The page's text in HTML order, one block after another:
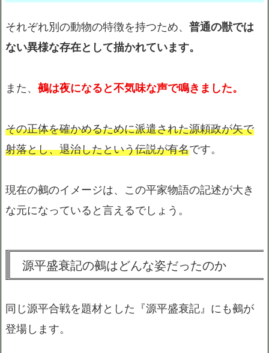
それぞれ別の動物の特徴を持つため、 普通の獣では
ない異様な存在として描かれています。
また、 鵺は夜になると不気味な声で鳴きました。
その正体を確かめるために派遣された源頼政が矢で
射落とし、退治したという伝説が有名です。
現在の鵺のイメージは、この平家物語の記述が大き
な元になっていると言えるでしょう。
源平盛衰記の鵺はどんな姿だったのか
同じ源平合戦を題材とした『源平盛衰記』にも鵺が
登場します。